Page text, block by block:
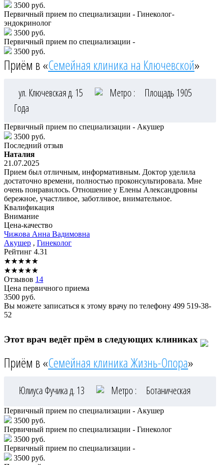
3500 руб.
Первичный прием по специализации - Гинеколог-
эндокринолог
3500 руб.
Первичный прием по специализации -
3500 руб.
Приём в «Семейная клиника на Ключевской»
ул. Ключевская д. 15 Метро :
Площадь 1905
Года
Первичный прием по специализации - Акушер
3500 руб.
Последний отзыв
Наталия
21.07.2025
Прием был отличным, информативным. Доктор уделила
достаточно времени, полностью проконсультировала. Мне
очень понравилось. Отношение у Елены Александровны
бережное, участливое, заботливое, внимательное.
Квалификация
Внимание
Цена-качество
Чижова Анна Вадимовна
Акушер , Гинеколог
Рейтинг 4.31
★★★★★
★★★★★
Отзывов 14
Цена первичного приема
3500 руб.
Вы можете записаться к этому врачу по телефону 499 519-38-
52
Этот врач ведёт прём в следующих клиниках
Приём в «Семейная клиника Жизнь-Опора»
Юлиуса Фучика д. 13 Метро : Ботаническая
Первичный прием по специализации - Акушер
3500 руб.
Первичный прием по специализации - Гинеколог
3500 руб.
Первичный прием по специализации -
3500 руб.